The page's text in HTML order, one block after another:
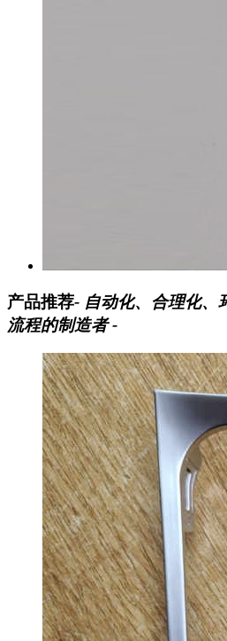
产品推荐- 自动化、合理化、
流程的制造者 -